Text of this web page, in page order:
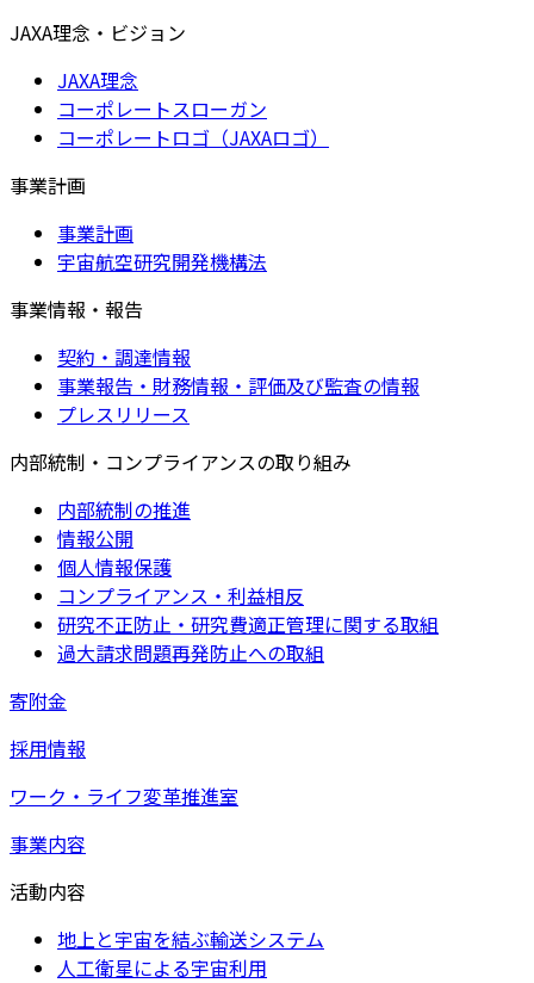
JAXA理念・ビジョン
JAXA理念
コーポレートスローガン
コーポレートロゴ（JAXAロゴ）
事業計画
事業計画
宇宙航空研究開発機構法
事業情報・報告
契約・調達情報
事業報告・財務情報・評価及び監査の情報
プレスリリース
内部統制・コンプライアンスの取り組み
内部統制の推進
情報公開
個人情報保護
コンプライアンス・利益相反
研究不正防止・研究費適正管理に関する取組
過大請求問題再発防止への取組
寄附金
採用情報
ワーク・ライフ変革推進室
事業内容
活動内容
地上と宇宙を結ぶ輸送システム
人工衛星による宇宙利用